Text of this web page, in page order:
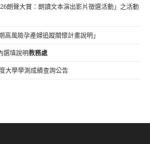
朗聲大賞：朗讀文本演出影片徵選活動」之活動
高風險孕產婦追蹤關懷計畫說明」
選填說明教務處
大學學測成績查詢公告